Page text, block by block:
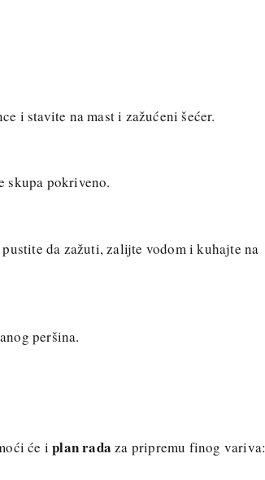
i stavite na mast i zažućeni šećer.
skupa pokriveno.
da zažuti, zalijte vodom i kuhajte na
peršina.
će iplan rada za pripremu finog variva: